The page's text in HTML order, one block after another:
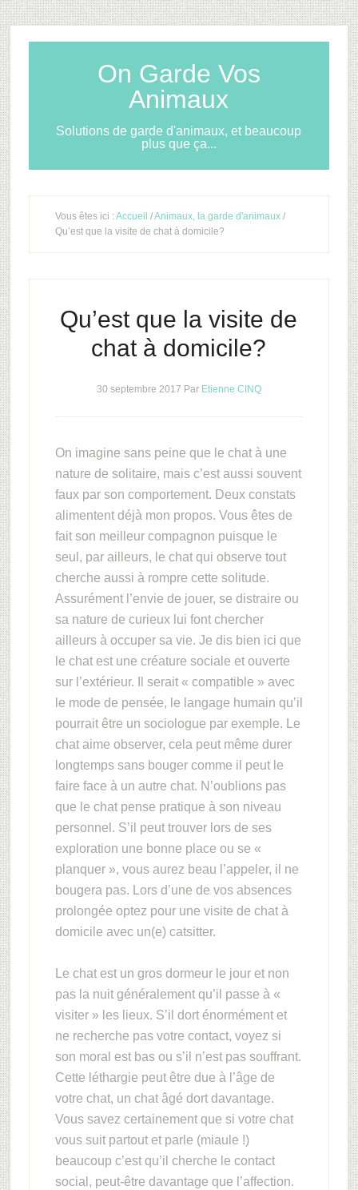
On Garde Vos
Animaux
Solutions de garde d'animaux, et beaucoup
plus que ça...
Vous êtes ici : Accueil /Animaux, la garde d'animaux/
Qu’est que la visite de chat à domicile?
Qu’est que la visite de
chat à domicile?
30 septembre 2017 Par Etienne CINQ
On imagine sans peine que le chat à une
nature de solitaire, mais c’est aussi souvent
faux par son comportement. Deux constats
alimentent déjà mon propos. Vous êtes de
fait son meilleur compagnon puisque le
seul, par ailleurs, le chat qui observe tout
cherche aussi à rompre cette solitude.
Assurément l’envie de jouer, se distraire ou
sa nature de curieux lui font chercher
ailleurs à occuper sa vie. Je dis bien ici que
le chat est une créature sociale et ouverte
sur l’extérieur. Il serait « compatible » avec
le mode de pensée, le langage humain qu’il
pourrait être un sociologue par exemple. Le
chat aime observer, cela peut même durer
longtemps sans bouger comme il peut le
faire face à un autre chat. N’oublions pas
que le chat pense pratique à son niveau
personnel. S’il peut trouver lors de ses
exploration une bonne place ou se «
planquer », vous aurez beau l’appeler, il ne
bougera pas. Lors d’une de vos absences
prolongée optez pour une visite de chat à
domicile avec un(e) catsitter.
Le chat est un gros dormeur le jour et non
pas la nuit généralement qu’il passe à «
visiter » les lieux. S’il dort énormément et
ne recherche pas votre contact, voyez si
son moral est bas ou s’il n’est pas souffrant.
Cette léthargie peut être due à l’âge de
votre chat, un chat âgé dort davantage.
Vous savez certainement que si votre chat
vous suit partout et parle (miaule !)
beaucoup c’est qu’il cherche le contact
social, peut-être davantage que l’affection.